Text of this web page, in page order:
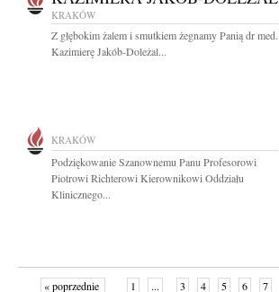
KRAKÓW
Z głębokim żalem i smutkiem żegnamy Panią dr med.
Kazimierę Jakób-Doleżal...
KRAKÓW
Podziękowanie Szanownemu Panu Profesorowi
Piotrowi Richterowi Kierownikowi Oddziału
Klinicznego...
« poprzednie 1 ... 3 4 5 6 7